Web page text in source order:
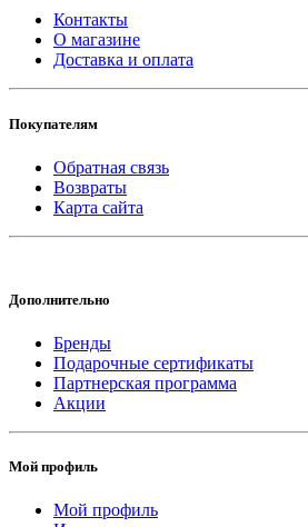
Контакты
О магазине
Доставка и оплата
Покупателям
Обратная связь
Возвраты
Карта сайта
Дополнительно
Бренды
Подарочные сертификаты
Партнерская программа
Акции
Мой профиль
Мой профиль